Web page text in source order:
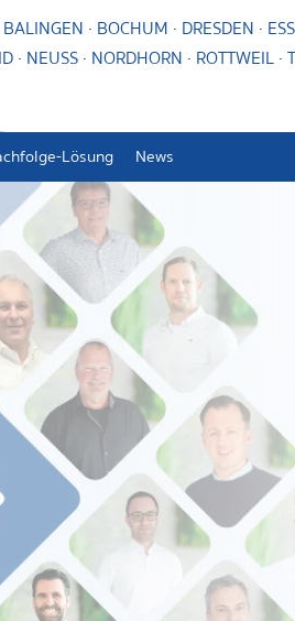
BALINGEN · BOCHUM · DRESDEN ·
· NEUSS· NORDHORN · ROTTWEIL·
Lösung News